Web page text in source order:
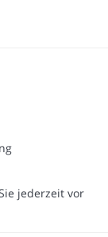
jederzeit vor